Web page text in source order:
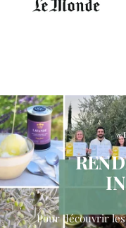
Pour découvrir